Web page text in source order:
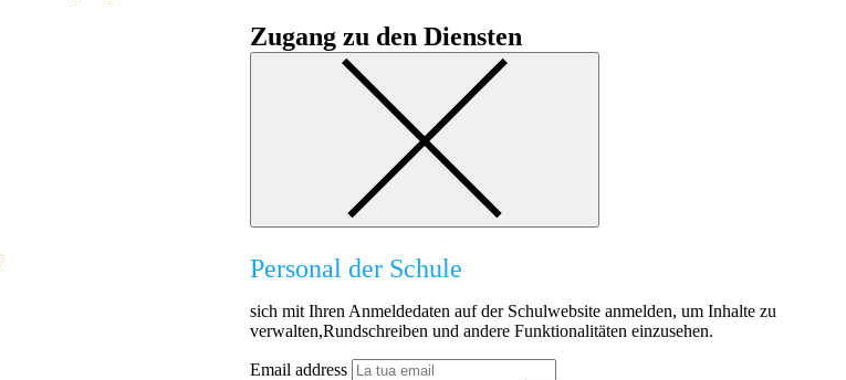
Zugang zu den Diensten
Personal der Schule
sich mit Ihren Anmeldedaten auf der Schulwebsite anmelden, um Inhalte zu
verwalten,Rundschreiben und andere Funktionalitäten einzusehen.
Email address